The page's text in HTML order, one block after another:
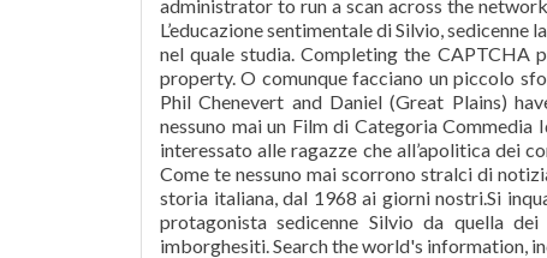
administrator to run a scan across the
L’educazione sentimentale di Silvio,
nel quale studia. Completing the CAPTCHA
property. O comunque facciano un piccolo
Phil Chenevert and Daniel (Great Plains)
nessuno mai un Film di Categoria
interessato alle ragazze che all’apolitica dei
Come te nessuno mai scorrono stralci di
storia italiana, dal 1968 ai giorni nostri.Si
protagonista sedicenne Silvio da quella
imborghesiti. Search the world's information,